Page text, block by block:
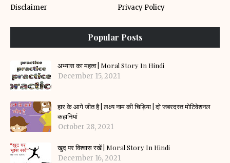
Disclaimer
Privacy Policy
Popular Posts
अभ्यास का महत्व | Moral Story In Hindi
December 15, 2021
हार के आगे जीत है | लक्ष्य नाम की चिड़िया | दो जबरदस्त मोटिवेशनल
कहानियां
October 28, 2021
खुद पर विश्वास रखें | Moral Story In Hindi
December 16, 2021